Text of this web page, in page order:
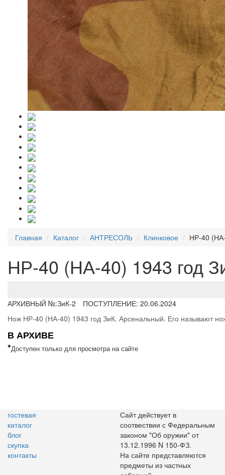
Главная Каталог АНТРЕСОЛЬ Клинковое НР-40
НР-40 (НА-40) 1943 год
АРХИВНЫЙ №:ЗиК-2
ПОСТУПЛЕНИЕ: 20.06.2024
Нож НР-40 (НА-40) 1943 год ЗиК. Арсенальный. Его называют
В АРХИВЕ
*Доступен только для просмотра на сайте
гостевая
каталог
блог
скупка
контакты
Сайт действует в
соотвествии с Федеральным
законом "Об оружии" от
13.12.1996 N 150-ФЗ.
На сайте представляются
предметы из частных